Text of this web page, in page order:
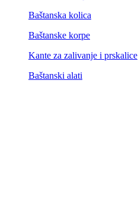
Baštanska kolica
Baštanske korpe
Kante za zalivanje i prskalice
Baštanski alati